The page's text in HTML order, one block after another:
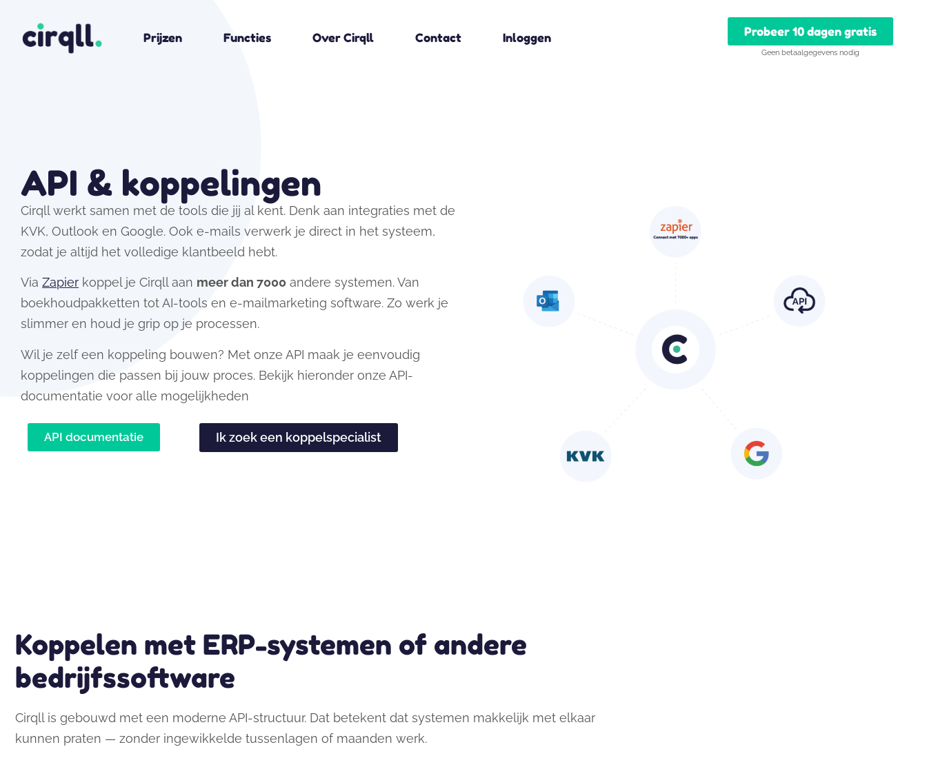
Prijzen Functies Over Cirqll Contact Inloggen Probeer 10 dagen gratis
Geen betaalgegevens nodig
API & koppelingen
Cirqll werkt samen met de tools die jij al kent. Denk aan integraties met de
KVK, Outlook en Google. Ook e-mails verwerk je direct in het systeem,
zodat je altijd het volledige klantbeeld hebt.
Via Zapier koppel je Cirqll aan meer dan 7000 andere systemen. Van
boekhoudpakketten tot AI-tools en e-mailmarketing software. Zo werk je
slimmer en houd je grip op je processen.
Wil je zelf een koppeling bouwen? Met onze API maak je eenvoudig
koppelingen die passen bij jouw proces. Bekijk hieronder onze API-
documentatie voor alle mogelijkheden
API documentatie Ik zoek een koppelspecialist
Koppelen met ERP-systemen of andere
bedrijfssoftware​
Cirqll is gebouwd met een moderne API-structuur. Dat betekent dat systemen makkelijk met elkaar
kunnen praten — zonder ingewikkelde tussenlagen of maanden werk.